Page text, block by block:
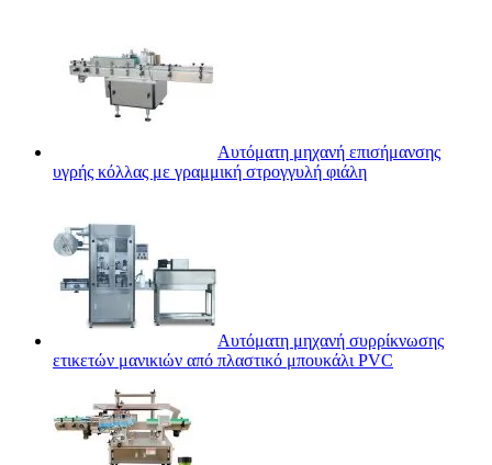
Αυτόματη μηχανή επισήμανσης
υγρής κόλλας με γραμμική στρογγυλή φιάλη
Αυτόματη μηχανή συρρίκνωσης
ετικετών μανικιών από πλαστικό μπουκάλι PVC